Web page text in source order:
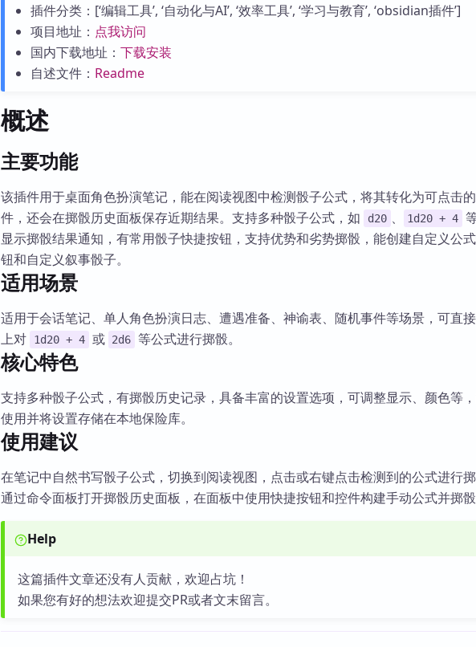
插件分类：[‘编辑工具’, ‘自动化与AI’, ‘效率工具’, ‘学习与教育’, ‘obsidian插件’]
项目地址： 点我访问
国内下载地址： 下载安装
自述文件： Readme
概述
主要功能
该插件用于桌面角色扮演笔记，能在阅读视图中检测骰子公式，将其转化为可点击
件，还会在掷骰历史面板保存近期结果。支持多种骰子公式，如
d20 、 1d20 + 4
显示掷骰结果通知，有常用骰子快捷按钮，支持优势和劣势掷骰，能创建自定义公
钮和自定义叙事骰子。
适用场景
适用于会话笔记、单人角色扮演日志、遭遇准备、神谕表、随机事件等场景，可直
上对
1d20 + 4 或 2d6 等公式进行掷骰。
核心特色
支持多种骰子公式，有掷骰历史记录，具备丰富的设置选项，可调整显示、颜色等
使用并将设置存储在本地保险库。
使用建议
在笔记中自然书写骰子公式，切换到阅读视图，点击或右键点击检测到的公式进行
通过命令面板打开掷骰历史面板，在面板中使用快捷按钮和控件构建手动公式并掷骰
Help
这篇插件文章还没有人贡献，欢迎占坑！
如果您有好的想法欢迎提交PR或者文末留言。